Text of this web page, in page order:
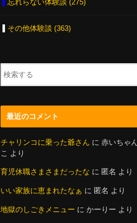
忘れらない体験談 (275)
その他体験談 (363)
最近のコメント
チャリンコに乗った爺さん に 赤いちゃ
こ
より
育児休職さまさまだったな に 匿名 より
いい家族に恵まれたなぁ に 匿名 より
地獄のしごきメニュー に かーりー より